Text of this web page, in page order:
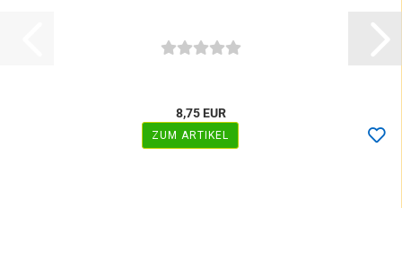
8,75 EUR
ZUM ARTIKEL